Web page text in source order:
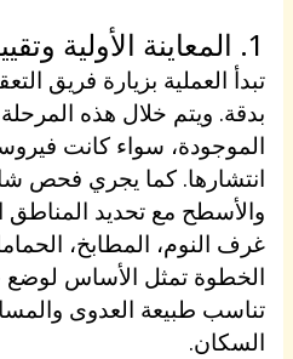
1. المعاينة الأولية وتقييم الوضع
تبدأ العملية بزيارة فريق
بدقة. ويتم خلال هذه
الموجودة، سواء كانت
انتشارها. كما يجري فحص
والأسطح مع تحديد المناطق
غرف النوم، المطابخ،
الخطوة تمثل الأساس لوضع
تناسب طبيعة العدوى
السكان.